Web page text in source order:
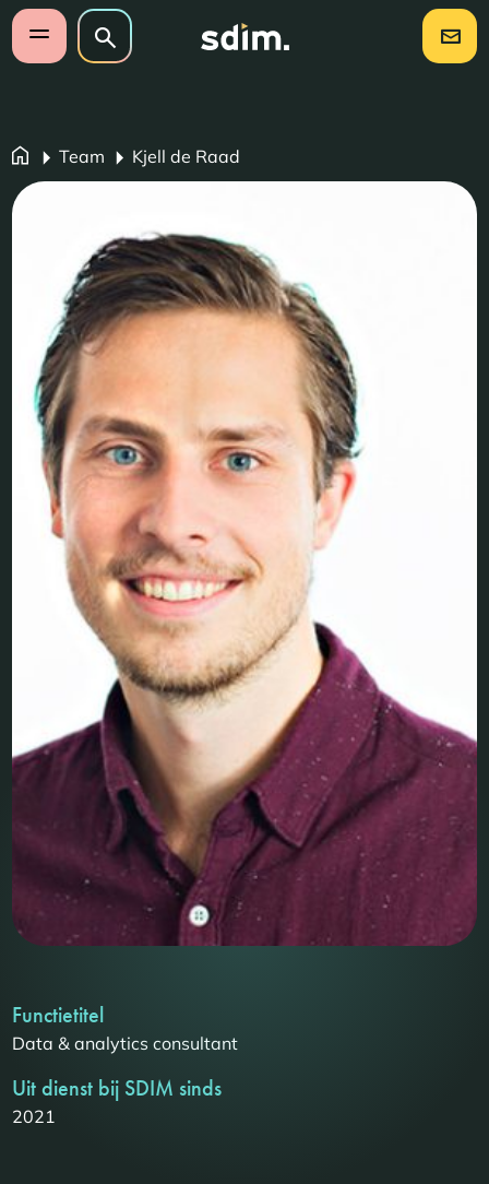
Navigatie overslaan
Open mobiel menu
Zoeken op website
Zoeken
Team Kjell de Raad
Functietitel
Data & analytics consultant
Uit dienst bij SDIM sinds
2021